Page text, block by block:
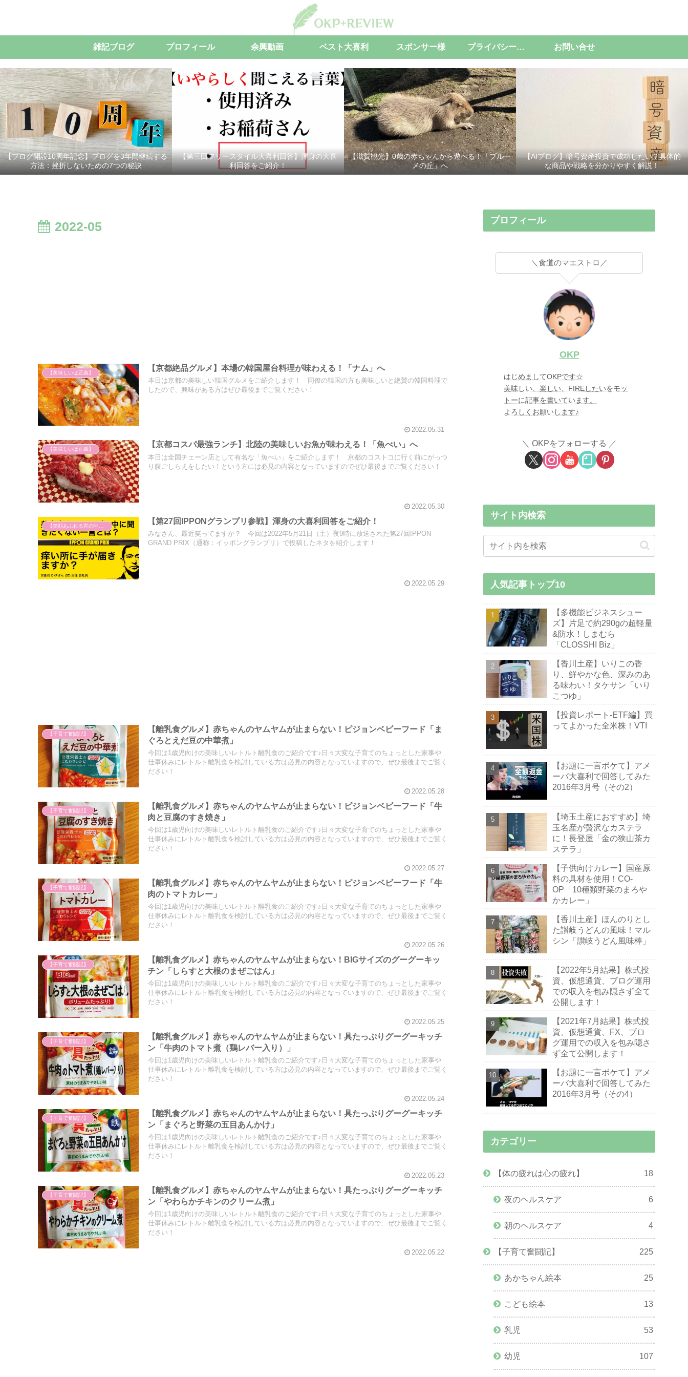
雑記ブログ プロフィール 余興動画 ベスト大喜利 スポンサー様 プライバシーポリシー お問い合せ
【ブログ開設10周年記念】ブログを3年間継続する
方法：挫折しないための7つの秘訣
【第三回フリースタイル大喜利回答】渾身の大喜
利回答をご紹介！
【滋賀観光】0歳の赤ちゃんから遊べる！「ブルー
メの丘」へ
【AIブログ】暗号資産投資で成功したい？具体的
な商品や戦略を分かりやすく解説！
2022-05
【美味しいは正義】
【京都絶品グルメ】本場の韓国屋台料理が味わえる！「ナム」へ
本日は京都の美味しい韓国グルメをご紹介します！ 同僚の韓国の方も美味しいと絶賛の韓国料理で
したので、興味がある方はぜひ最後までご覧ください！
2022.05.31
【美味しいは正義】
【京都コスパ最強ランチ】北陸の美味しいお魚が味わえる！「魚べい」へ
本日は全国チェーン店として有名な「魚べい」をご紹介します！ 京都のコストコに行く前にがっつ
り腹ごしらえをしたい！という方には必見の内容となっていますのでぜひ最後までご覧ください！
2022.05.30
【笑顔あふれる世の中を祈って】
【第27回IPPONグランプリ参戦】渾身の大喜利回答をご紹介！
みなさん、最近笑ってますか？ 今回は2022年5月21日（土）夜9時に放送された第27回IPPON
GRAND PRIX（通称：イッポングランプリ）で投稿したネタを紹介します！
2022.05.29
【子育て奮闘記】
【離乳食グルメ】赤ちゃんのヤムヤムが止まらない！ピジョンベビーフード「ま
ぐろとえだ豆の中華煮」
今回は1歳児向けの美味しいレトルト離乳食のご紹介です♪日々大変な子育てのちょっとした家事や
仕事休みにレトルト離乳食を検討している方は必見の内容となっていますので、ぜひ最後までご覧く
ださい！
2022.05.28
【子育て奮闘記】
【離乳食グルメ】赤ちゃんのヤムヤムが止まらない！ピジョンベビーフード「牛
肉と豆腐のすき焼き」
今回は1歳児向けの美味しいレトルト離乳食のご紹介です♪日々大変な子育てのちょっとした家事や
仕事休みにレトルト離乳食を検討している方は必見の内容となっていますので、ぜひ最後までご覧く
ださい！
2022.05.27
【子育て奮闘記】
【離乳食グルメ】赤ちゃんのヤムヤムが止まらない！ピジョンベビーフード「牛
肉のトマトカレー」
今回は1歳児向けの美味しいレトルト離乳食のご紹介です♪日々大変な子育てのちょっとした家事や
仕事休みにレトルト離乳食を検討している方は必見の内容となっていますので、ぜひ最後までご覧く
ださい！
2022.05.26
【子育て奮闘記】
【離乳食グルメ】赤ちゃんのヤムヤムが止まらない！BIGサイズのグーグーキッ
チン「しらすと大根のまぜごはん」
今回は1歳児向けの美味しいレトルト離乳食のご紹介です♪日々大変な子育てのちょっとした家事や
仕事休みにレトルト離乳食を検討している方は必見の内容となっていますので、ぜひ最後までご覧く
ださい！
2022.05.25
【子育て奮闘記】
【離乳食グルメ】赤ちゃんのヤムヤムが止まらない！具たっぷりグーグーキッチ
ン「牛肉のトマト煮（鶏レバー入り）」
今回は1歳児向けの美味しいレトルト離乳食のご紹介です♪日々大変な子育てのちょっとした家事や
仕事休みにレトルト離乳食を検討している方は必見の内容となっていますので、ぜひ最後までご覧く
ださい！
2022.05.24
【子育て奮闘記】
【離乳食グルメ】赤ちゃんのヤムヤムが止まらない！具たっぷりグーグーキッチ
ン「まぐろと野菜の五目あんかけ」
今回は1歳児向けの美味しいレトルト離乳食のご紹介です♪日々大変な子育てのちょっとした家事や
仕事休みにレトルト離乳食を検討している方は必見の内容となっていますので、ぜひ最後までご覧く
ださい！
2022.05.23
【子育て奮闘記】
【離乳食グルメ】赤ちゃんのヤムヤムが止まらない！具たっぷりグーグーキッチ
ン「やわらかチキンのクリーム煮」
今回は1歳児向けの美味しいレトルト離乳食のご紹介です♪日々大変な子育てのちょっとした家事や
仕事休みにレトルト離乳食を検討している方は必見の内容となっていますので、ぜひ最後までご覧く
ださい！
2022.05.22
プロフィール
＼食道のマエストロ／
OKP
はじめましてOKPです☆
美味しい、楽しい、FIREしたいをモッ
トーに記事を書いています。
よろしくお願いします♪
OKPをフォローする
サイト内検索
人気記事トップ10
【多機能ビジネスシュー
ズ】片足で約290gの超軽量
&防水！しまむら
「CLOSSHI Biz」
【香川土産】いりこの香
り、鮮やかな色、深みのあ
る味わい！タケサン「いり
こつゆ」
【投資レポート-ETF編】買
ってよかった全米株！VTI
【お題に一言ボケて】アメ
ーバ大喜利で回答してみた
2016年3月号（その2）
【埼玉土産におすすめ】埼
玉名産が贅沢なカステラ
に！長登屋「金の狭山茶カ
ステラ」
【子供向けカレー】国産原
料の具材を使用！CO-
OP「10種類野菜のまろや
かカレー」
【香川土産】ほんのりとし
た讃岐うどんの風味！マル
シン「讃岐うどん風味棒」
【2022年5月結果】株式投
資、仮想通貨、ブログ運用
での収入を包み隠さず全て
公開します！
【2021年7月結果】株式投
資、仮想通貨、FX、ブロ
グ運用での収入を包み隠さ
ず全て公開します！
【お題に一言ボケて】アメ
ーバ大喜利で回答してみた
2016年3月号（その4）
カテゴリー
【体の疲れは心の疲れ】 18
夜のヘルスケア 6
朝のヘルスケア 4
【子育て奮闘記】 225
あかちゃん絵本 25
こども絵本 13
乳児 53
幼児 107